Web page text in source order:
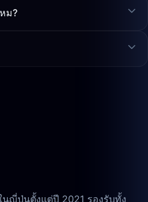
ม?
ญี่ปุ่นตั้งแต่ปี 2021 รองรับทั้ง